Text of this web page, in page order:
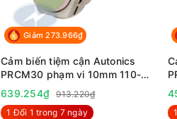
Giảm 273.966₫
Cảm biến tiệm cận Autonics
PRCM30 phạm vi 10mm 110-
220VAC
639.254₫
913.220₫
1 Đổi 1 trong 7 ngày